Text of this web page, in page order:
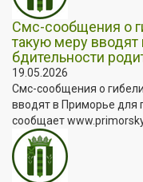
Смс-сообщения о
такую меру
бдительности
19.05.2026
Смс-сообщения о
вводят в Приморье для
сообщает